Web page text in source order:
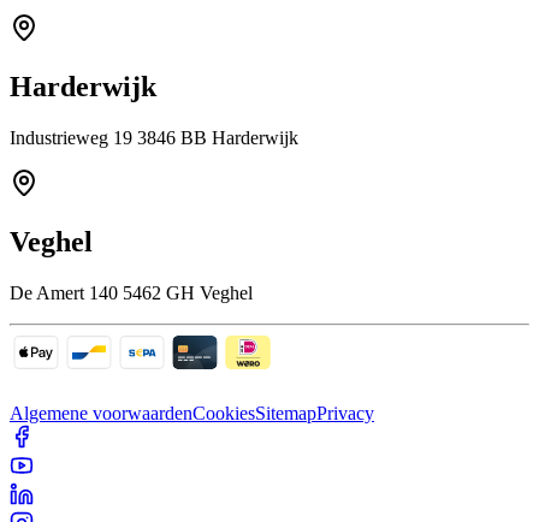
Harderwijk
Industrieweg 19 3846 BB Harderwijk
Veghel
De Amert 140 5462 GH Veghel
Algemene voorwaardenCookiesSitemapPrivacy